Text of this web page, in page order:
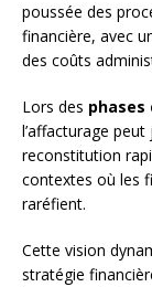
poussée des
financière, avec
des coûts
Lors des
l’affacturage
reconstitution
contextes où les
raréfient.
Cette vision
stratégie